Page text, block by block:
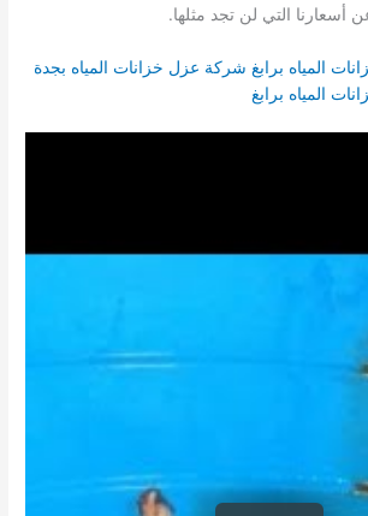
أسعارنا التي لن تجد مثلها.
المياه برابغ شركة عزل خزانات المياه بجدة
المياه برابغ